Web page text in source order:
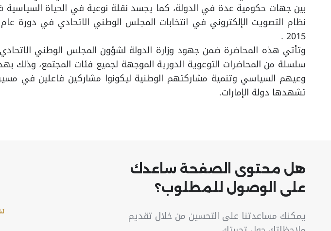
بين جهات حكومية عدة في الدولة، كما يجسد نقلة نوعية في الحياة السياسية
2015 .
وتأتي هذه المحاضرة ضمن جهود وزارة الدولة لشؤون المجلس الوطني
سلسلة من المحاضرات التوعوية الدورية الموجهة لجميع فئات المجتمع، وذلك
وعيهم السياسي وتنمية مشاركتهم الوطنية ليكونوا مشاركين فاعلين في
تشهدها دولة الإمارات.
هل محتوى الصفحة ساعدك
على الوصول للمطلوب؟
يمكنك مساعدتنا على التحسين من خلال تقديم